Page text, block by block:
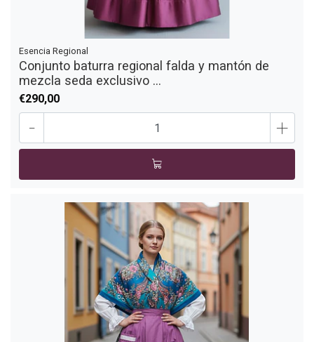
Esencia Regional
Conjunto baturra regional falda y mantón de
mezcla seda exclusivo ...
€290,00
- +